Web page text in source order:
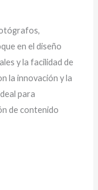
en el diseño
y la facilidad de
la innovación y la
para
de contenido